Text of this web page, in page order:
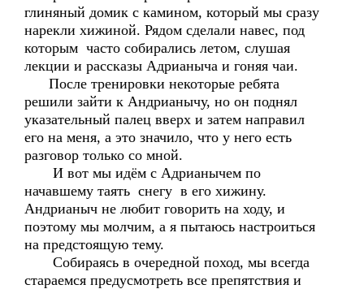
глиняный домик с камином, который мы сразу
нарекли хижиной. Рядом сделали навес, под
которым часто собирались летом, слушая
лекции и рассказы Адрианыча и гоняя чаи.
После тренировки некоторые ребята
решили зайти к Андрианычу, но он поднял
указательный палец вверх и затем направил
его на меня, а это значило, что у него есть
разговор только со мной.
И вот мы идём с Адрианычем по
начавшему таять снегу в его хижину.
Андрианыч не любит говорить на ходу, и
поэтому мы молчим, а я пытаюсь настроиться
на предстоящую тему.
Собираясь в очередной поход, мы всегда
стараемся предусмотреть все препятствия и